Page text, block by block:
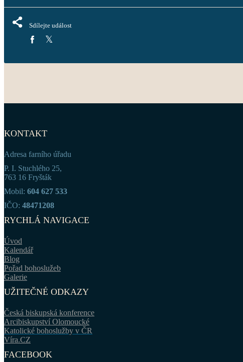
Sdílejte událost
KONTAKT
Adresa farního úřadu
P. I. Stuchlého 25,
763 16 Fryšták
Mobil: 604 627 533
IČO: 48471208
RYCHLÁ NAVIGACE
Úvod
Kalendář
Blog
Pořad bohoslužeb
Galerie
UŽITEČNÉ ODKAZY
Česká biskupská konference
Arcibiskupství Olomoucké
Katolické bohoslužby v ČR
Víra.CZ
FACEBOOK